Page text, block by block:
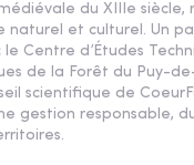
du XIIIe siècle,
naturel et culturel. Un
le Centre d’Études
de la Forêt du Puy-
scientifique de
gestion responsable,